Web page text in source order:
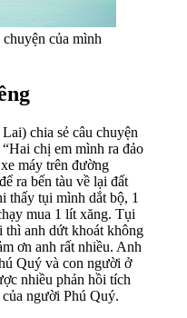
của mình
chia sẻ câu chuyện
chị em mình ra đảo
máy trên đường
ra bến tàu về lại đất
thấy tụi mình dắt bộ, 1
mua 1 lít xăng. Tụi
thì anh dứt khoát không
ơn anh rất nhiều. Anh
Quý và con người ở
nhiều phản hồi tích
người Phú Quý.